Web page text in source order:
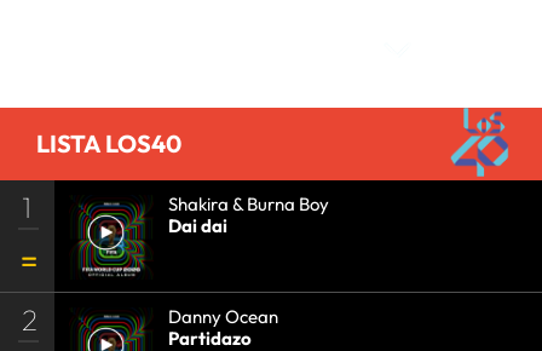
LISTA LOS40
1
Shakira & Burna Boy
Dai dai
2
Danny Ocean
Partidazo